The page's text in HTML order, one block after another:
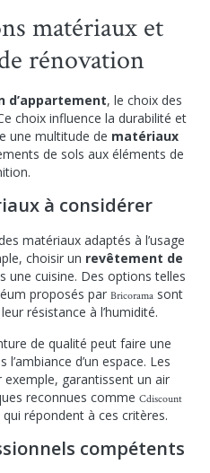
matériaux et
rénovation
d’appartement, le choix des
choix influence la durabilité et
une multitude de matériaux
de sols aux éléments de
à considérer
matériaux adaptés à l’usage
choisir un revêtement de
une cuisine. Des options telles
proposés par Bricoramasont
résistance à l’humidité.
de qualité peut faire une
d’un espace. Les
garantissent un air
reconnues comme Cdiscount
répondent à ces critères.
compétents